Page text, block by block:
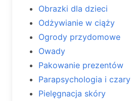
Obrazki dla dzieci
Odżywianie w ciąży
Ogrody przydomowe
Owady
Pakowanie prezentów
Parapsychologia i czary
Pielęgnacja skóry